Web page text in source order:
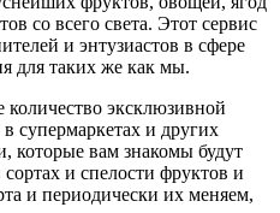
со всего света. Этот сервис
и энтузиастов в сфере
для таких же как мы.
эксклюзивной
супермаркетах и других
которые вам знакомы будут
и спелости фруктов и
и периодически их меняем,